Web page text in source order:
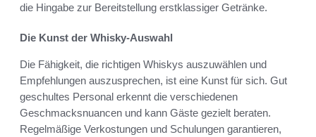
die Hingabe zur Bereitstellung erstklassiger Getränke.
Die Kunst der Whisky-Auswahl
Die Fähigkeit, die richtigen Whiskys auszuwählen und
Empfehlungen auszusprechen, ist eine Kunst für sich. Gut
geschultes Personal erkennt die verschiedenen
Geschmacksnuancen und kann Gäste gezielt beraten.
Regelmäßige Verkostungen und Schulungen garantieren,